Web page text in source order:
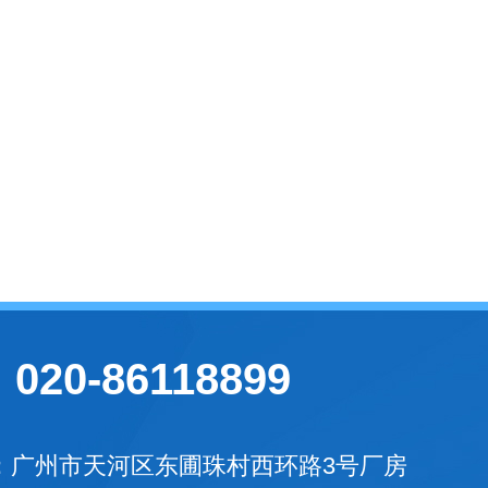
广州市天河区东圃珠村西环路3号厂房
020-86118899